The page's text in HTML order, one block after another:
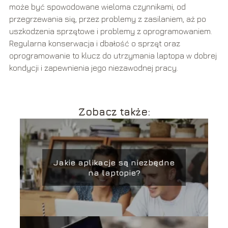
może być spowodowane wieloma czynnikami, od
przegrzewania się, przez problemy z zasilaniem, aż po
uszkodzenia sprzętowe i problemy z oprogramowaniem.
Regularna konserwacja i dbałość o sprzęt oraz
oprogramowanie to klucz do utrzymania laptopa w dobrej
kondycji i zapewnienia jego niezawodnej pracy.
Zobacz także:
Jakie aplikacje są niezbędne
na laptopie?